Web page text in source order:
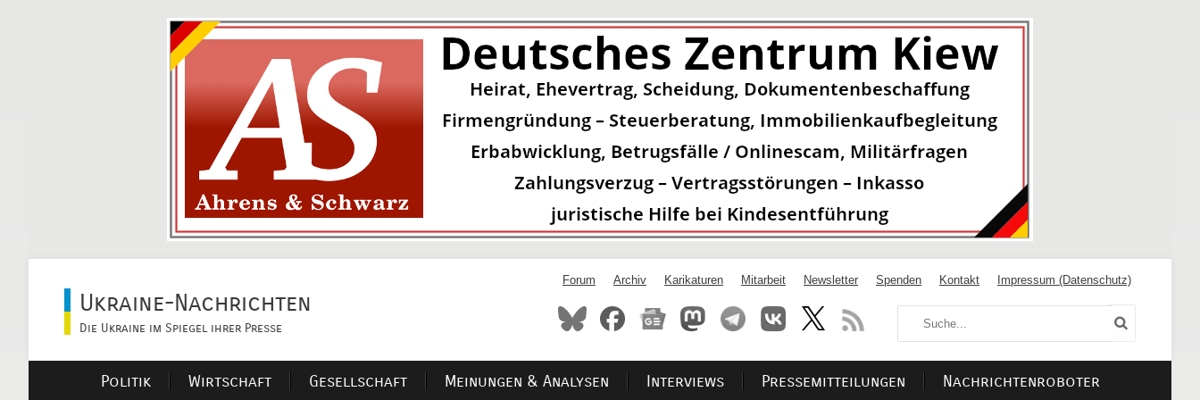
Ukraine-Nachrichten
Die Ukraine im Spiegel ihrer Presse
Forum Archiv Karikaturen Mitarbeit Newsletter Spenden Kontakt Impressum (Datenschutz)
Politik Wirtschaft Gesellschaft Meinungen & Analysen Interviews Pressemitteilungen Nachrichtenroboter